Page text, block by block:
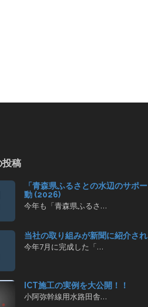
投稿
「青森県ふるさとの水辺のサポ
動 (2026)
今年も「青森県ふるさ…
当社の取り組みが新聞に紹介さ
今年7月に完成した「…
ICT施工の実例を大公開！！
小阿弥幹線用水路田舎…